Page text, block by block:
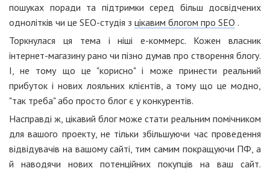
пошуках поради та підтримки серед більш досвідчених
однолітків чи це SEO-студія з цікавим блогом про SEO .
Торкнулася ця тема і ніші е-коммерс. Кожен власник
інтернет-магазину рано чи пізно думав про створення блогу.
І, не тому що це "корисно" і може принести реальний
прибуток і нових лояльних клієнтів, а тому що це модно,
"так треба" або просто блог є у конкурентів.
Насправді ж, цікавий блог може стати реальним помічником
для вашого проекту, не тільки збільшуючи час проведення
відвідувачів на вашому сайті, тим самим покращуючи ПФ, а
й наводячи нових потенційних покупців на ваш сайт.